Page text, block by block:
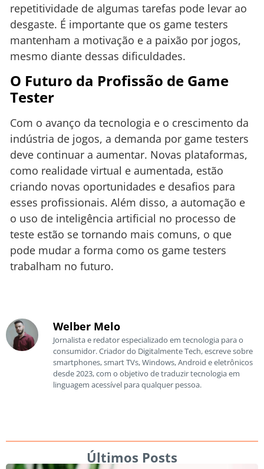
repetitividade de algumas tarefas pode levar ao
desgaste. É importante que os game testers
mantenham a motivação e a paixão por jogos,
mesmo diante dessas dificuldades.
O Futuro da Profissão de Game
Tester
Com o avanço da tecnologia e o crescimento da
indústria de jogos, a demanda por game testers
deve continuar a aumentar. Novas plataformas,
como realidade virtual e aumentada, estão
criando novas oportunidades e desafios para
esses profissionais. Além disso, a automação e
o uso de inteligência artificial no processo de
teste estão se tornando mais comuns, o que
pode mudar a forma como os game testers
trabalham no futuro.
Welber Melo
Jornalista e redator especializado em tecnologia para o
consumidor. Criador do Digitalmente Tech, escreve sobre
smartphones, smart TVs, Windows, Android e eletrônicos
desde 2023, com o objetivo de traduzir tecnologia em
linguagem acessível para qualquer pessoa.
Últimos Posts